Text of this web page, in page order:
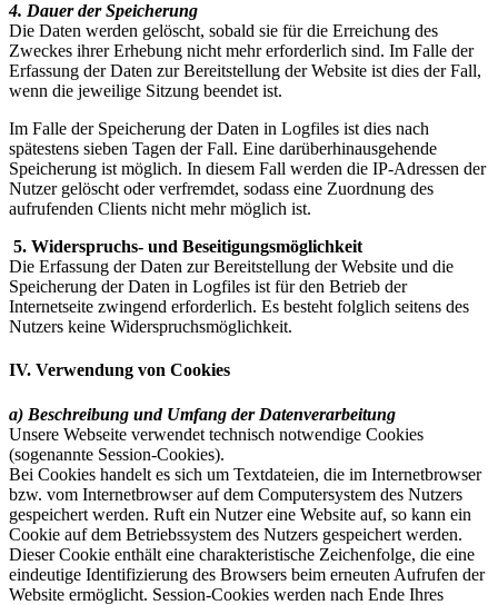
4. Dauer der Speicherung
Die Daten werden gelöscht, sobald sie für die Erreichung des
Zweckes ihrer Erhebung nicht mehr erforderlich sind. Im Falle der
Erfassung der Daten zur Bereitstellung der Website ist dies der Fall,
wenn die jeweilige Sitzung beendet ist.
Im Falle der Speicherung der Daten in Logfiles ist dies nach
spätestens sieben Tagen der Fall. Eine darüberhinausgehende
Speicherung ist möglich. In diesem Fall werden die IP‐Adressen der
Nutzer gelöscht oder verfremdet, sodass eine Zuordnung des
aufrufenden Clients nicht mehr möglich ist.
5. Widerspruchs‐ und Beseitigungsmöglichkeit
Die Erfassung der Daten zur Bereitstellung der Website und die
Speicherung der Daten in Logfiles ist für den Betrieb der
Internetseite zwingend erforderlich. Es besteht folglich seitens des
Nutzers keine Widerspruchsmöglichkeit.
IV. Verwendung von Cookies
a) Beschreibung und Umfang der Datenverarbeitung
Unsere Webseite verwendet technisch notwendige Cookies
(sogenannte Session-Cookies).
Bei Cookies handelt es sich um Textdateien, die im Internetbrowser
bzw. vom Internetbrowser auf dem Computersystem des Nutzers
gespeichert werden. Ruft ein Nutzer eine Website auf, so kann ein
Cookie auf dem Betriebssystem des Nutzers gespeichert werden.
Dieser Cookie enthält eine charakteristische Zeichenfolge, die eine
eindeutige Identifizierung des Browsers beim erneuten Aufrufen der
Website ermöglicht. Session-Cookies werden nach Ende Ihres